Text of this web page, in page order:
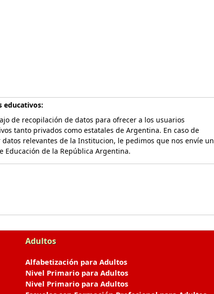
educativos:
de recopilación de datos para ofrecer a los usuarios
tanto privados como estatales de Argentina. En caso de
relevantes de la Institucion, le pedimos que nos envíe un
Educación de la República Argentina.
Adultos
Alfabetización para Adultos
Nivel Primario para Adultos
Nivel Primario para Adultos